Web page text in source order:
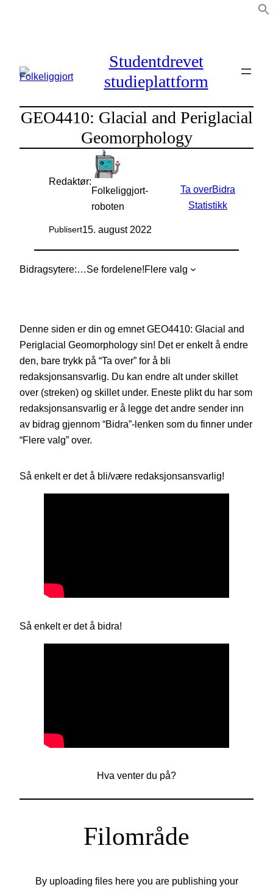
Studentdrevet
studieplattform
GEO4410: Glacial and Periglacial
Geomorphology
Redaktør:
Folkeliggjort-
roboten
Publisert15. august 2022
Ta overBidra
Statistikk
Bidragsytere: Se fordelene!Flere valg
Denne siden er din og emnet GEO4410: Glacial and
Periglacial Geomorphology sin! Det er enkelt å endre
den, bare trykk på “Ta over” for å bli
redaksjonsansvarlig. Du kan endre alt under skillet
over (streken) og skillet under. Eneste plikt du har som
redaksjonsansvarlig er å legge det andre sender inn
av bidrag gjennom “Bidra”-lenken som du finner under
“Flere valg” over.
Så enkelt er det å bli/være redaksjonsansvarlig!
Så enkelt er det å bidra!
Hva venter du på?
Filområde
By uploading files here you are publishing your